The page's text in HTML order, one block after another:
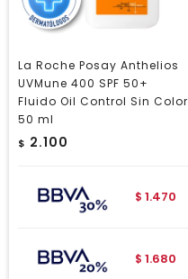
La Roche Posay Anthelios
UVMune 400 SPF 50+
Fluido Oil Control Sin Color
50 ml
$ 2.100
$ 1.470
$ 1.680